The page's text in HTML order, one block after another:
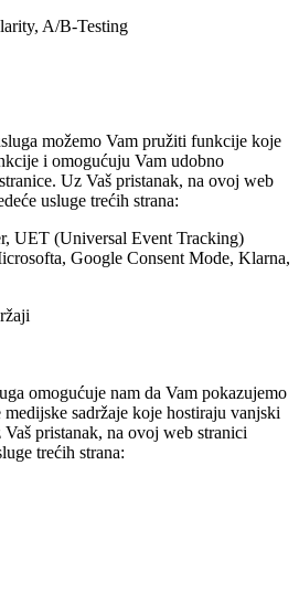
A/B-Testing
možemo Vam pružiti funkcije koje
i omogućuju Vam udobno
Uz Vaš pristanak, na ovoj web
usluge trećih strana:
UET (Universal Event Tracking)
Google Consent Mode, Klarna,
omogućuje nam da Vam pokazujemo
sadržaje koje hostiraju vanjski
pristanak, na ovoj web stranici
trećih strana: